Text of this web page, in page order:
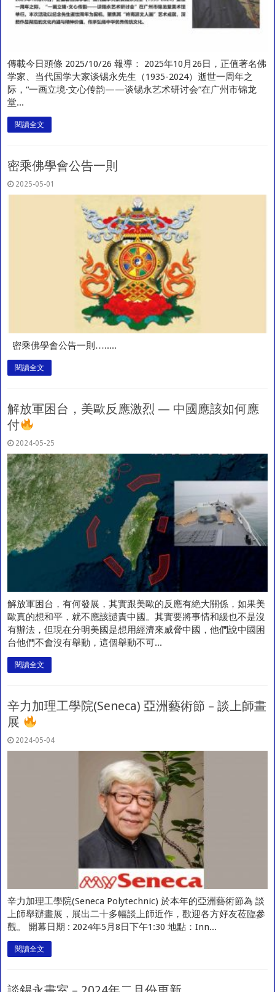
傳載今日頭條 2025/10/26 報導： 2025年10月26日，正值著名佛
学家、当代国学大家谈锡永先生（1935-2024）逝世一周年之
际，“一画立境·文心传韵——谈锡永艺术研讨会”在广州市锦龙
堂...
閱讀全文
密乘佛學會公告一則
2025-05-01
密乘佛學會公告一則….....
閱讀全文
解放軍困台，美歐反應激烈 — 中國應該如何應
付
2024-05-25
解放軍困台，有何發展，其實跟美歐的反應有絶大關係，如果美
歐真的想和平，就不應該譴責中國。其實要將事情和緩也不是沒
有辦法，但現在分明美國是想用經濟來威脅中國，他們說中國困
台他們不會沒有舉動，這個舉動不可...
閱讀全文
辛力加理工學院(Seneca) 亞洲藝術節 – 談上師畫
展
2024-05-04
辛力加理工學院(Seneca Polytechnic) 於本年的亞洲藝術節為 談
上師舉辦畫展，展出二十多幅談上師近作，歡迎各方好友莅臨參
觀。 開幕日期 : 2024年5月8日下午1:30 地點：Inn...
閱讀全文